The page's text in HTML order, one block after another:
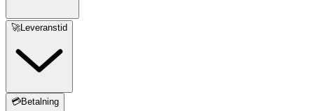
🚀Leveranstid
💳Betalning